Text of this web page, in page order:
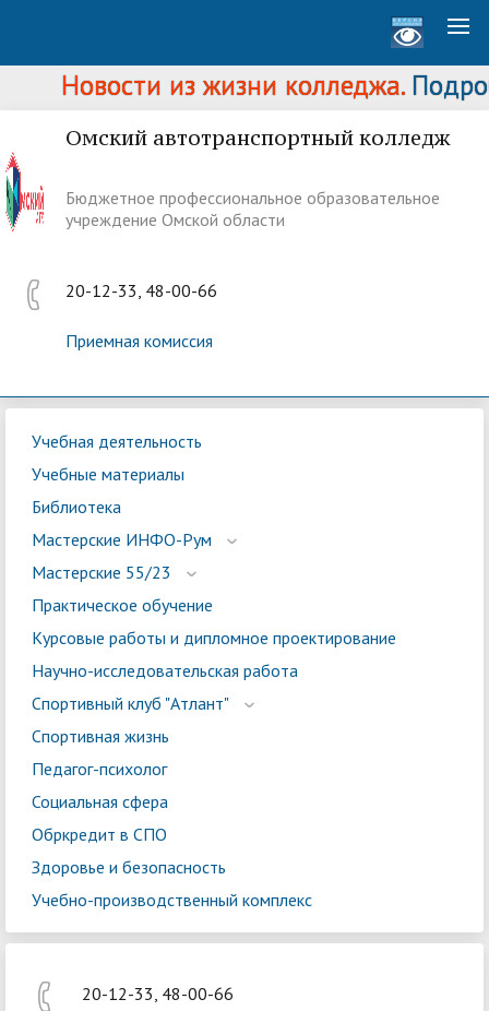
Новости из жизни колледжа.
Омский автотранспортный колледж
Бюджетное профессиональное образовательное
учреждение Омской области
20-12-33, 48-00-66
Приемная комиссия
Учебная деятельность
Учебные материалы
Библиотека
Мастерские ИНФО-Рум
Мастерские 55/23
Практическое обучение
Курсовые работы и дипломное проектирование
Научно-исследовательская работа
Спортивный клуб "Атлант"
Спортивная жизнь
Педагог-психолог
Социальная сфера
Обркредит в СПО
Здоровье и безопасность
Учебно-производственный комплекс
20-12-33, 48-00-66